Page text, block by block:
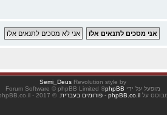
Revolution style by
Semi_Deus
מופעל על ידי phpBB
® Forum Software © phpBB Limited
על phpBB.co.il - פורומים בעברית . © 2017 - phpBB.co.il.